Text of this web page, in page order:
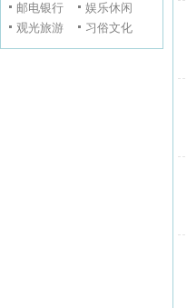
邮电银行
娱乐休闲
观光旅游
习俗文化